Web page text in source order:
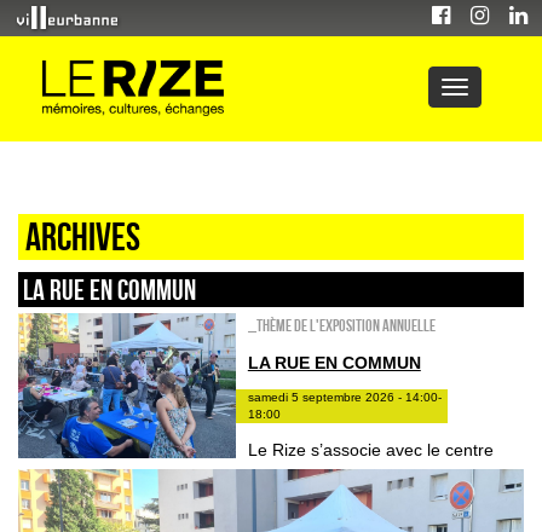
Archives
LA RUE EN COMMUN
_Thème de l'exposition annuelle
LA RUE EN COMMUN
samedi 5 septembre 2026 - 14:00-
18:00
Le Rize s’associe avec le centre